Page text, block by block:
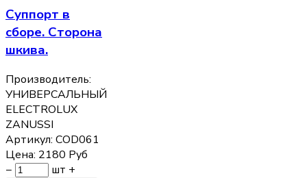
Суппорт в
сборе. Сторона
шкива.
Производитель:
УНИВЕРСАЛЬНЫЙ
ELECTROLUX
ZANUSSI
Артикул: COD061
Цена: 2180 Руб
−
шт +